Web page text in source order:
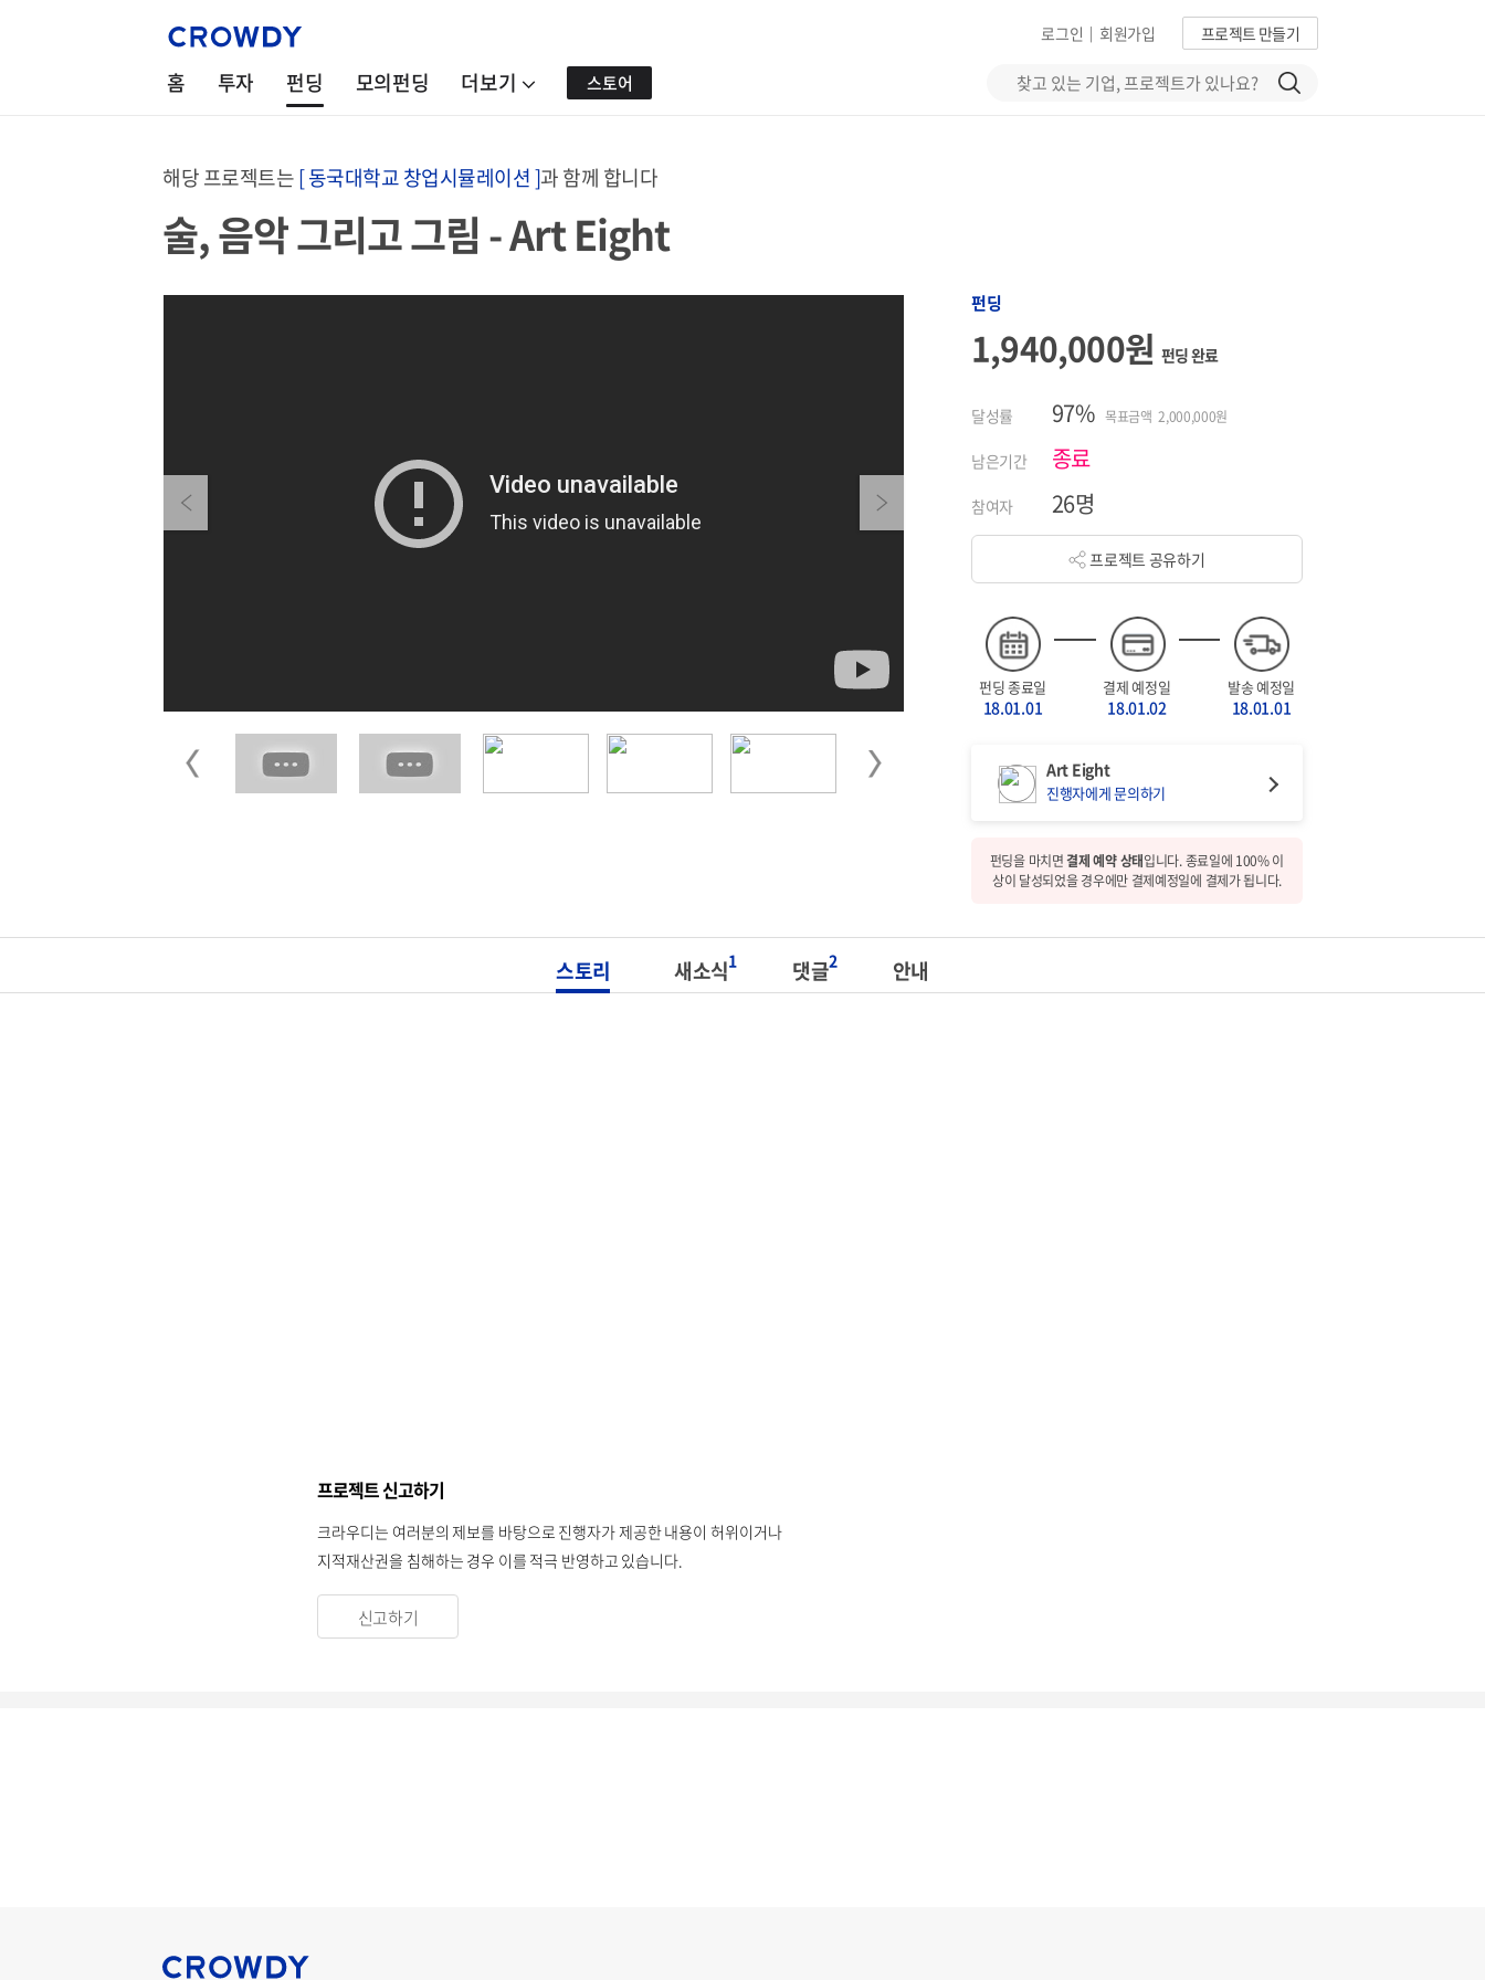
프로젝트 만들기
회원가입
|
로그인
홈 투자 펀딩 모의펀딩 더보기 스토어
해당 프로젝트는[ 동국대학교 창업시뮬레이션 ]과 함께 합니다
술, 음악 그리고 그림 - Art Eight
Previous Next
Previous Next
펀딩
1,940,000원펀딩 완료
달성률 97% 목표금액 2,000,000원
남은기간 종료
참여자 26명
프로젝트 공유하기
펀딩 종료일
18.01.01
결제 예정일
18.01.02
발송 예정일
18.01.01
Art Eight
진행자에게 문의하기
펀딩을 마치면결제 예약 상태입니다. 종료일에 100% 이
상이 달성되었을 경우에만 결제예정일에 결제가 됩니다.
스토리 새소식1 댓글2 안내
프로젝트 신고하기
크라우디는 여러분의 제보를 바탕으로 진행자가 제공한 내용이 허위이거나
지적재산권을 침해하는 경우 이를 적극 반영하고 있습니다.
신고하기